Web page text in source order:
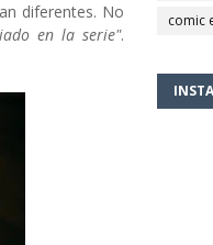
diferentes. No
en la serie".
comic